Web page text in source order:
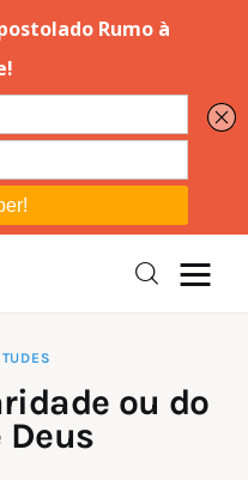
ou do
Deus